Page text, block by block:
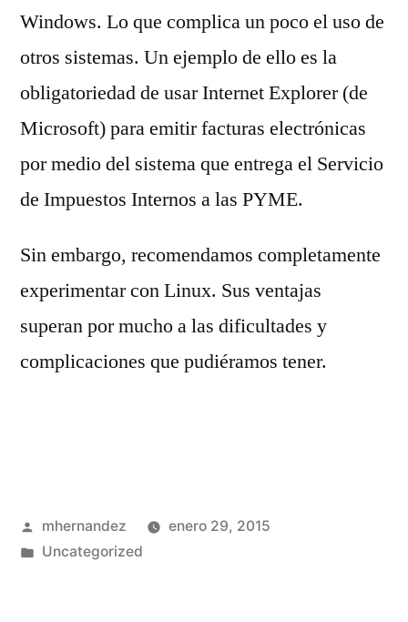
Windows. Lo que complica un poco el uso de
otros sistemas. Un ejemplo de ello es la
obligatoriedad de usar Internet Explorer (de
Microsoft) para emitir facturas electrónicas
por medio del sistema que entrega el Servicio
de Impuestos Internos a las PYME.
Sin embargo, recomendamos completamente
experimentar con Linux. Sus ventajas
superan por mucho a las dificultades y
complicaciones que pudiéramos tener.
Publicado
por
mhernandez
enero 29, 2015
Publicado
Uncategorized